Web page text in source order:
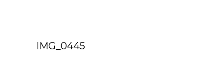
IMG_0445